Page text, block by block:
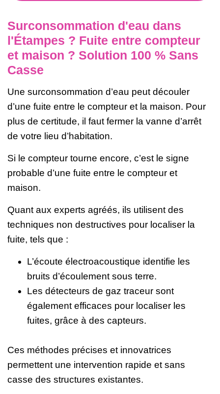
Surconsommation d'eau dans
l'Étampes ? Fuite entre compteur
et maison ? Solution 100 % Sans
Casse
Une surconsommation d’eau peut découler
d’une fuite entre le compteur et la maison. Pour
plus de certitude, il faut fermer la vanne d’arrêt
de votre lieu d’habitation.
Si le compteur tourne encore, c’est le signe
probable d’une fuite entre le compteur et
maison.
Quant aux experts agréés, ils utilisent des
techniques non destructives pour localiser la
fuite, tels que :
L’écoute électroacoustique identifie les
bruits d’écoulement sous terre.
Les détecteurs de gaz traceur sont
également efficaces pour localiser les
fuites, grâce à des capteurs.
Ces méthodes précises et innovatrices
permettent une intervention rapide et sans
casse des structures existantes.